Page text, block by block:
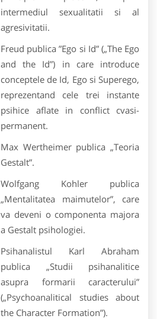
intermediul sexualitatii si al
agresivitatii.
Freud publica ”Ego si Id” („The Ego
and the Id”) in care introduce
conceptele de Id, Ego si Superego,
reprezentand cele trei instante
psihice aflate in conflict cvasi-
permanent.
Max Wertheimer publica „Teoria
Gestalt”.
Wolfgang Kohler publica
„Mentalitatea maimutelor”, care
va deveni o componenta majora
a Gestalt psihologiei.
Psihanalistul Karl Abraham
publica „Studii psihanalitice
asupra formarii caracterului”
(„Psychoanalitical studies about
the Character Formation”).